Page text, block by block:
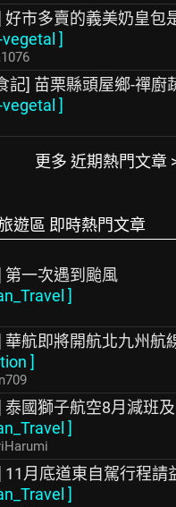
好市多賣的義美奶皇包
vegetal ]
記] 苗栗縣頭屋鄉-禪廚
vegetal ]
更多 近期熱門文章
遊區 即時熱門文章
第一次遇到颱風
]
華航即將開航北九州航
]
泰國獅子航空8月減班
]
11月底道東自駕行程請
]